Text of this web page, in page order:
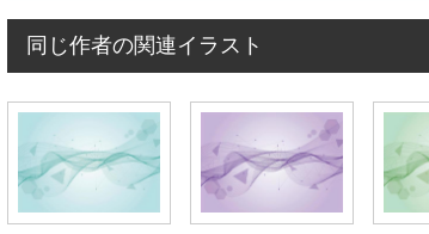
同じ作者の関連イラスト